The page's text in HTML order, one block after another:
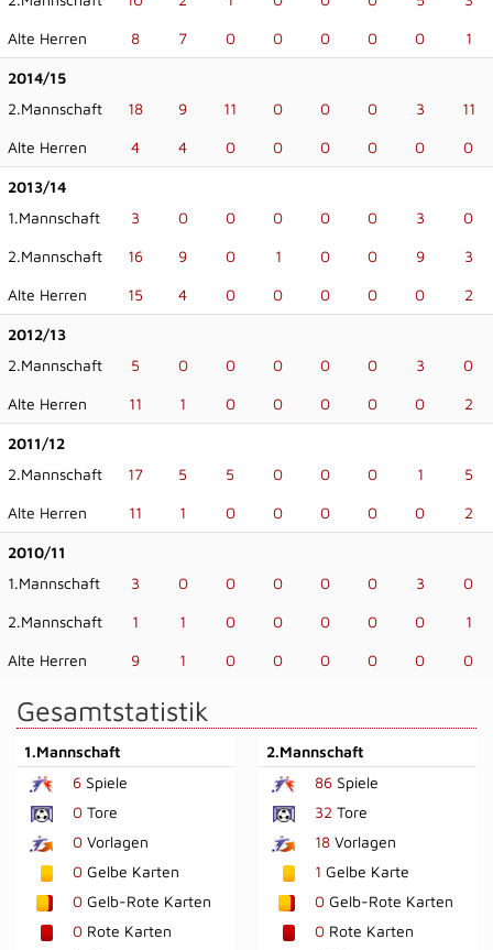
Alte Herren 8 7 0 0 0 0 0 1
2014/15
2.Mannschaft
18 9 11 0 0 0 3 11
Alte Herren 4 4 0 0 0 0 0 0
2013/14
1.Mannschaft
3 0 0 0 0 0 3 0
2.Mannschaft 16 9 0 1 0 0 9 3
Alte Herren 15 4 0 0 0 0 0 2
2012/13
2.Mannschaft
5 0 0 0 0 0 3 0
Alte Herren 11 1 0 0 0 0 0 2
2011/12
2.Mannschaft
17 5 5 0 0 0 1 5
Alte Herren 11 1 0 0 0 0 0 2
2010/11
1.Mannschaft
3 0 0 0 0 0 3 0
2.Mannschaft 1 1 0 0 0 0 0 1
Alte Herren 9 1 0 0 0 0 0 0
Gesamtstatistik
1.Mannschaft
6 Spiele
0 Tore
0 Vorlagen
0 Gelbe Karten
0 Gelb-Rote Karten
0 Rote Karten
2.Mannschaft
86Spiele
32 Tore
18Vorlagen
1 Gelbe Karte
0Gelb-Rote Karten
0Rote Karten